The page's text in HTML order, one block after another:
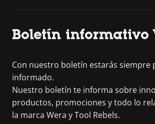
Boletín informativo
Con nuestro boletín estarás siempre
informado.
Nuestro boletín te informa sobre
productos, promociones y todo lo
la marca Wera y Tool Rebels.